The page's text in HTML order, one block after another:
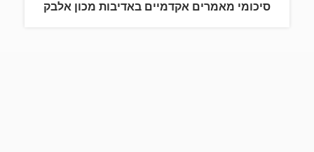
סיכומי מאמרים אקדמיים באדיבות מכון אלבק